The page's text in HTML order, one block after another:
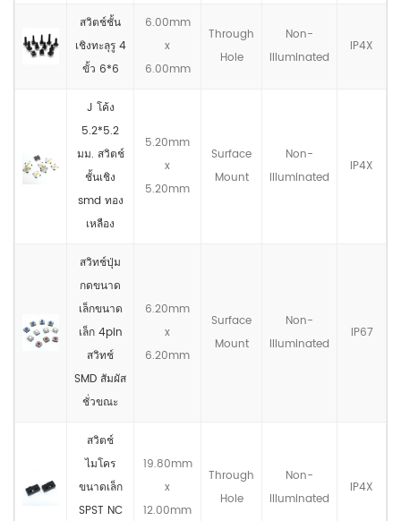
สวิตช์ชั้น
เชิงทะลุรู 4
ขั้ว 6*6
6.00mm
x
6.00mm
Through
Hole
Non-
llluminated
IP4X
J โค้ง
5.2*5.2
มม. สวิตช์
ชั้นเชิง
smd ทอง
เหลือง
5.20mm
x
5.20mm
Surface
Mount
Non-
llluminated
IP4X
สวิทช์ปุ่ม
กดขนาด
เล็กขนาด
เล็ก 4pin
สวิทช์
SMD สัมผัส
ชั่วขณะ
6.20mm
x
6.20mm
Surface
Mount
Non-
llluminated
IP67
สวิตช์
ไมโคร
ขนาดเล็ก
SPST NC
19.80mm
x
12.00mm
Through
Hole
Non-
llluminated
IP4X